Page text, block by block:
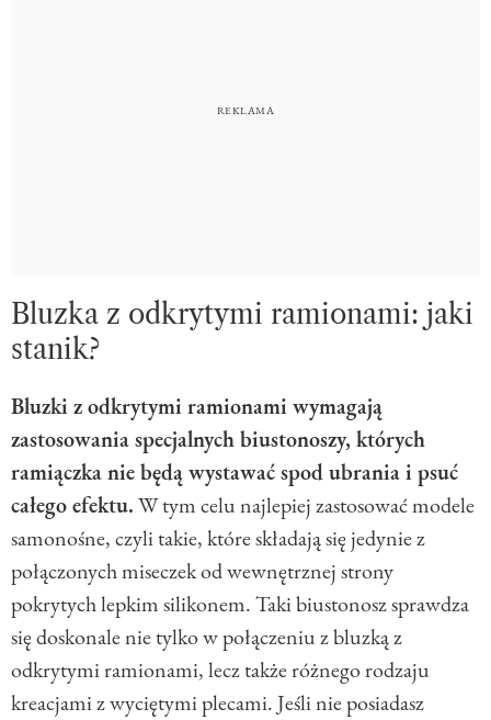
Bluzka z odkrytymi ramionami: jaki
stanik?
Bluzki z odkrytymi ramionami wymagają
zastosowania specjalnych biustonoszy, których
ramiączka nie będą wystawać spod ubrania i psuć
całego efektu.W tym celu najlepiej zastosować modele
samonośne, czyli takie, które składają się jedynie z
połączonych miseczek od wewnętrznej strony
pokrytych lepkim silikonem. Taki biustonosz sprawdza
się doskonale nie tylko w połączeniu z bluzką z
odkrytymi ramionami, lecz także różnego rodzaju
kreacjami z wyciętymi plecami. Jeśli nie posiadasz